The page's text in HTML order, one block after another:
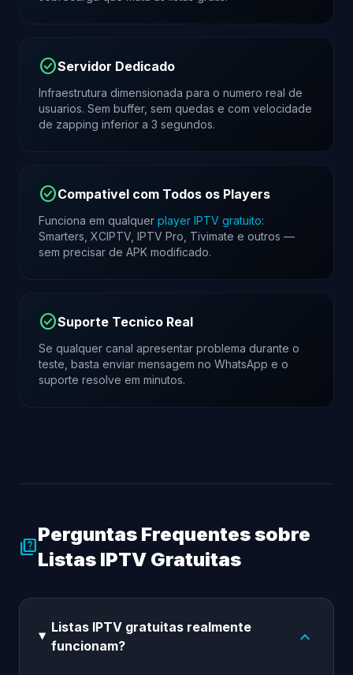
check_circleServidor Dedicado
Infraestrutura dimensionada para o numero real de
usuarios. Sem buffer, sem quedas e com velocidade
de zapping inferior a 3 segundos.
check_circleCompativel com Todos os Players
Funciona em qualquer player IPTV gratuito:
Smarters, XCIPTV, IPTV Pro, Tivimate e outros —
sem precisar de APK modificado.
check_circleSuporte Tecnico Real
Se qualquer canal apresentar problema durante o
teste, basta enviar mensagem no WhatsApp e o
suporte resolve em minutos.
quiz
Perguntas Frequentes sobre
Listas IPTV Gratuitas
Listas IPTV gratuitas realmente
funcionam?
expand_more